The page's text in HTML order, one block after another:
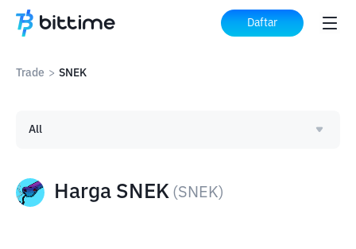
Daftar
Trade > SNEK
Harga SNEK (SNEK)
All